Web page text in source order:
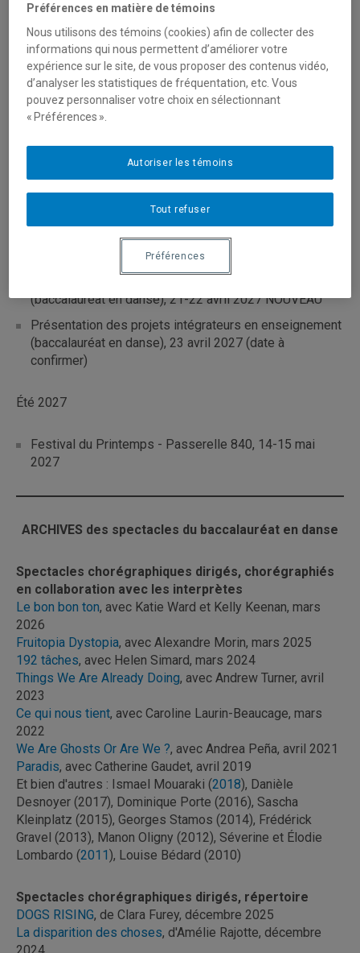
Portes ouvertes, février 2027
Universitaire d'un jour (baccalauréat en danse), 12
février 2027
Spectacle chorégraphique de création avec Sébastien
Provencher (baccalauréat en danse), 18-19-20 mars
2027
pratiques artistiques (baccalauréat en danse), 15-16-17
(baccalauréat en danse), 21-22 avril 2027 NOUVEAU
Présentation des projets intégrateurs en enseignement
(baccalauréat en danse), 23 avril 2027 (date à
confirmer)
Été 2027
Festival du Printemps - Passerelle 840, 14-15 mai
2027
ARCHIVES des spectacles du baccalauréat en danse
Spectacles chorégraphiques dirigés, chorégraphiés
en collaboration avec les interprètes
Le bon bon ton, avec Katie Ward et Kelly Keenan, mars
2026
Fruitopia Dystopia, avec Alexandre Morin, mars 2025
192 tâches, avec Helen Simard, mars 2024
Things We Are Already Doing, avec Andrew Turner, avril
2023
Ce qui nous tient, avec Caroline Laurin-Beaucage, mars
2022
We Are Ghosts Or Are We ?, avec Andrea Peña, avril 2021
Paradis, avec Catherine Gaudet, avril 2019
Et bien d'autres : Ismael Mouaraki (2018), Danièle
Desnoyer (2017), Dominique Porte (2016), Sascha
Kleinplatz (2015), Georges Stamos (2014), Frédérick
Gravel (2013), Manon Oligny (2012), Séverine et Élodie
Lombardo (2011), Louise Bédard (2010)
Spectacles chorégraphiques dirigés, répertoire
DOGS RISING, de Clara Furey, décembre 2025
La disparition des choses, d'Amélie Rajotte, décembre
Préférences en matière de témoins
Nous utilisons des témoins (cookies) afin de collecter des
informations qui nous permettent d’améliorer votre
expérience sur le site, de vous proposer des contenus vidéo,
d’analyser les statistiques de fréquentation, etc. Vous
pouvez personnaliser votre choix en sélectionnant
« Préférences ».
Tout refuser
Autoriser les témoins
Préférences